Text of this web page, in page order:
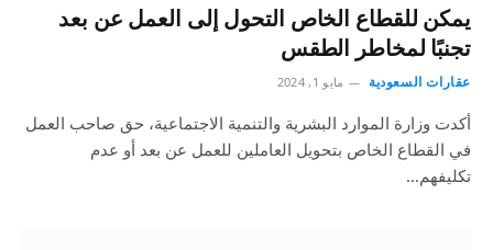
يمكن للقطاع الخاص التحول إلى العمل عن بعد
تجنبًا لمخاطر الطقس
عقارات السعودية مايو 1, 2024
أكدت وزارة الموارد البشرية والتنمية الاجتماعية، حق صاحب العمل
في القطاع الخاص بتحويل العاملين للعمل عن بعد أو عدم
تكليفهم…